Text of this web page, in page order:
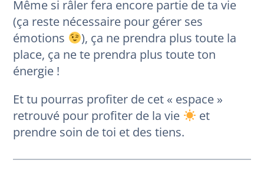
Même si râler fera encore partie de ta vie
(ça reste nécessaire pour gérer ses
émotions
), ça ne prendra plus toute la
place, ça ne te prendra plus toute ton
énergie !
Et tu pourras profiter de cet « espace »
retrouvé pour profiter de la vie
et
prendre soin de toi et des tiens.